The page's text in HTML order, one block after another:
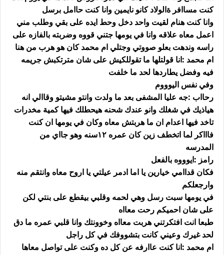
كنت مساافر ةالولاد كانو نايمين وانا كنت حاامل برسل
وانا كنت هنام لقيت واحد دخل وحط ايده على بقي وطلب مني
اعمل معاه علاقه وانا في يومها جتني قووه وضربته بالفازه على
راسه وندهت بعلو صووتي وجتلي ام محمد كان هو هرب من هنا
ام محمد :انا قولتلها ما تقوللكيش على شان مترتكبش جريمه
فيه وفضل يطاردها لحد ما خلفت
وفي نفس اليوووم
رحااب :جه عليا المشفى بعد ما ولدت وانتو مشيتو وقاالي انه
هياذيك في شغلك وانو عندك شحنه هيحطلك فيها كمية مخدرات
تاخد فيها اعدام ان ما هربتش معاه وكان في يومها ان كنت
فاااكر لما اتخطف زين كان عمره ١٢سنه وهو جااي من
المدرسه
رامز :ايوووه بالفعل
فكان قداامي خيارين يا اما ادمر عيلتي يا اروح معاه وانتقم منه
وارجعلكم
في يومها سبت رسل وهي لحمه وقلبي بيقطع على بنتي لكن
على شان احميكم رحت معااه
طبعا انت افتكرتني هربت معااه وخوونتك وانا قلبي عمره ما دق
لحد غيرك وعيني كانت بتشووفك في كل راجل
ام محمد :انا كنت عاارفه عن كل ده وكنت على تواصل معاها